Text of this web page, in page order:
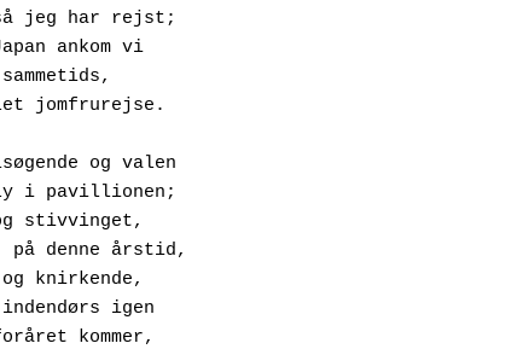
også jeg har rejst;
i Japan ankom vi
sammetids,
jomfrurejse.
hisøgende og valen
ly i pavillionen;
og stivvinget,
jeg, på denne årstid,
og knirkende,
indendørs igen
foråret kommer,